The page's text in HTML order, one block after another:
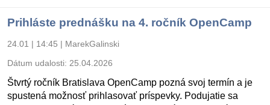
Prihláste prednášku na 4. ročník OpenCamp
24.01 | 14:45 | MarekGalinski
Dátum udalosti: 25.04.2026
Štvrtý ročník Bratislava OpenCamp pozná svoj termín a je
spustená možnosť prihlasovať príspevky. Podujatie sa